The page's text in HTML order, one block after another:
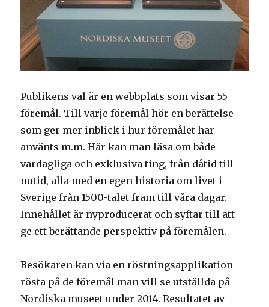
Publikens val är en webbplats som visar 55
föremål. Till varje föremål hör en berättelse
som ger mer inblick i hur föremålet har
använts m.m. Här kan man läsa om både
vardagliga och exklusiva ting, från dåtid till
nutid, alla med en egen historia om livet i
Sverige från 1500-talet fram till våra dagar.
Innehållet är nyproducerat och syftar till att
ge ett berättande perspektiv på föremålen.
Besökaren kan via en röstningsapplikation
rösta på de föremål man vill se utställda på
Nordiska museet under 2014. Resultatet av